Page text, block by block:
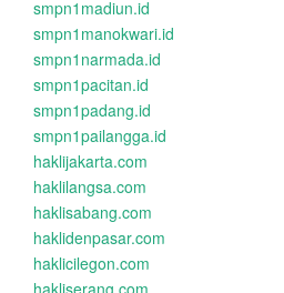
smpn1madiun.id
smpn1manokwari.id
smpn1narmada.id
smpn1pacitan.id
smpn1padang.id
smpn1pailangga.id
haklijakarta.com
haklilangsa.com
haklisabang.com
haklidenpasar.com
haklicilegon.com
hakliserang.com